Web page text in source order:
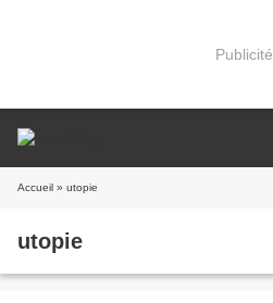
Publicité
Accueil » utopie
utopie